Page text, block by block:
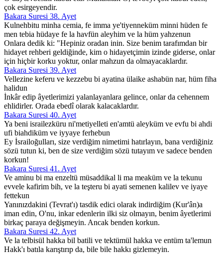
çok esirgeyendir.
Bakara Suresi 38. Ayet
Kulnehbitu minha cemia, fe imma ye'tiyenneküm minni hüden fe
men tebia hüdaye fe la havfün aleyhim ve la hüm yahzenun
Onlara dedik ki: "Hepiniz oradan inin. Size benim tarafımdan bir
hidayet rehberi geldiğinde, kim o hidayetçimin izinde giderse, onlar
için hiçbir korku yoktur, onlar mahzun da olmayacaklardır.
Bakara Suresi 39. Ayet
Vellezine keferu ve kezzebu bi ayatina ülaike ashabün nar, hüm fiha
halidun
İnkâr edip âyetlerimizi yalanlayanlara gelince, onlar da cehennem
ehlidirler. Orada ebedî olarak kalacaklardır.
Bakara Suresi 40. Ayet
Ya beni israilezküru ni'metiyelleti en'amtü aleyküm ve evfu bi ahdi
ufi biahdiküm ve iyyaye ferhebun
Ey İsrailoğulları, size verdiğim nimetimi hatırlayın, bana verdiğiniz
sözü tutun ki, ben de size verdiğim sözü tutayım ve sadece benden
korkun!
Bakara Suresi 41. Ayet
Ve aminu bi ma enzeltü müsaddikal li ma meaküm ve la tekunu
evvele kafirim bih, ve la teşteru bi ayati semenen kalilev ve iyaye
fettekun
Yanınızdakini (Tevrat'ı) tasdik edici olarak indirdiğim (Kur'ân)a
iman edin, O'nu, inkar edenlerin ilki siz olmayın, benim âyetlerimi
birkaç paraya değişmeyin. Ancak benden korkun.
Bakara Suresi 42. Ayet
Ve la telbisül hakka bil batili ve tektümül hakka ve entüm ta'lemun
Hakk'ı batıla karıştırıp da, bile bile hakkı gizlemeyin.